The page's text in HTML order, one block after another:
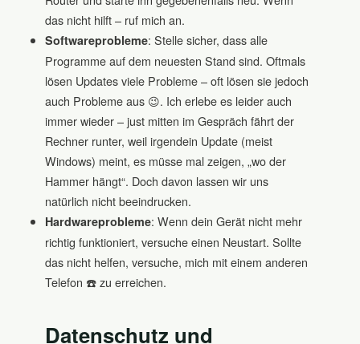
das nicht hilft – ruf mich an.
Softwareprobleme: Stelle sicher, dass alle
Programme auf dem neuesten Stand sind. Oftmals
lösen Updates viele Probleme – oft lösen sie jedoch
auch Probleme aus 😉. Ich erlebe es leider auch
immer wieder – just mitten im Gespräch fährt der
Rechner runter, weil irgendein Update (meist
Windows) meint, es müsse mal zeigen, „wo der
Hammer hängt“. Doch davon lassen wir uns
natürlich nicht beeindrucken.
Hardwareprobleme: Wenn dein Gerät nicht mehr
richtig funktioniert, versuche einen Neustart. Sollte
das nicht helfen, versuche, mich mit einem anderen
Telefon ☎️ zu erreichen.
Datenschutz und